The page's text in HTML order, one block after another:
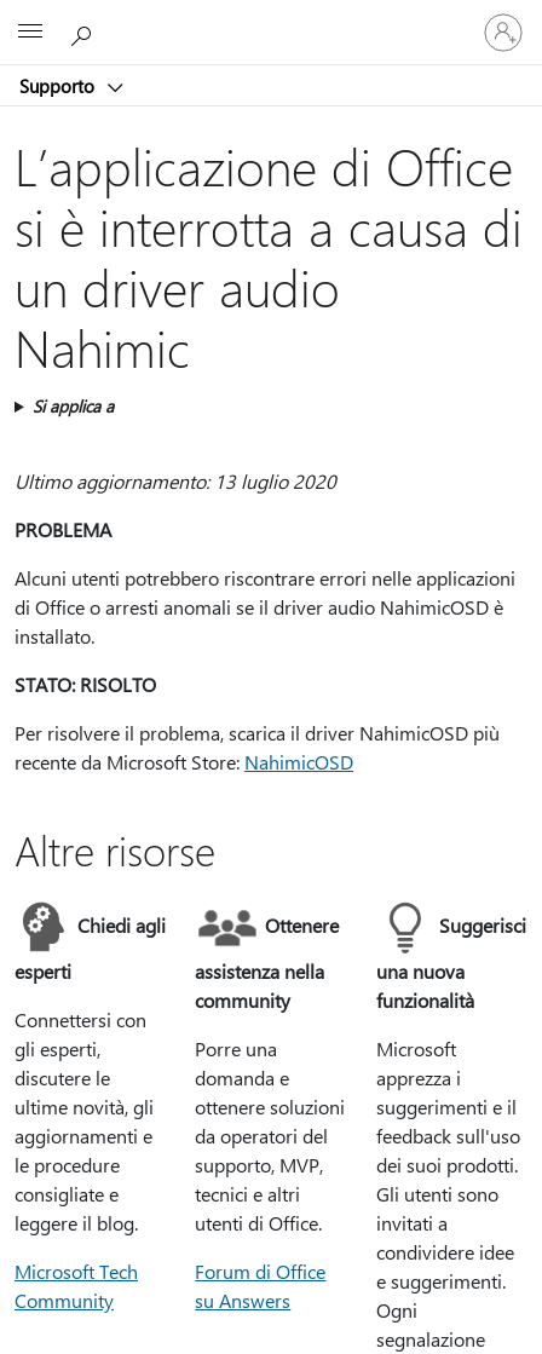
Supporto
Accedi
con
il
account
L’applicazione di Office
si è interrotta a causa di
un driver audio
Nahimic
Si applica a
Ultimo aggiornamento: 13 luglio 2020
PROBLEMA
Alcuni utenti potrebbero riscontrare errori nelle applicazioni
di Office o arresti anomali se il driver audio NahimicOSD è
installato.
STATO: RISOLTO
Per risolvere il problema, scarica il driver NahimicOSD più
recente da Microsoft Store: NahimicOSD
Altre risorse
Chiedi agli
esperti
Connettersi con
gli esperti,
discutere le
ultime novità, gli
aggiornamenti e
le procedure
consigliate e
leggere il blog.
Microsoft Tech
Community
Ottenere
assistenza nella
community
Porre una
domanda e
ottenere soluzioni
da operatori del
supporto, MVP,
tecnici e altri
utenti di Office.
Forum di Office
su Answers
Suggerisci
una nuova
funzionalità
Microsoft
apprezza i
suggerimenti e il
feedback sull'uso
dei suoi prodotti.
Gli utenti sono
invitati a
condividere idee
e suggerimenti.
Ogni
segnalazione